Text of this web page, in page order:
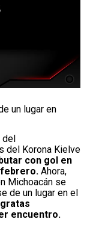
un lugar en
del
del Korona Kielve
con gol en
febrero. Ahora,
Michoacán se
de un lugar en el
encuentro.